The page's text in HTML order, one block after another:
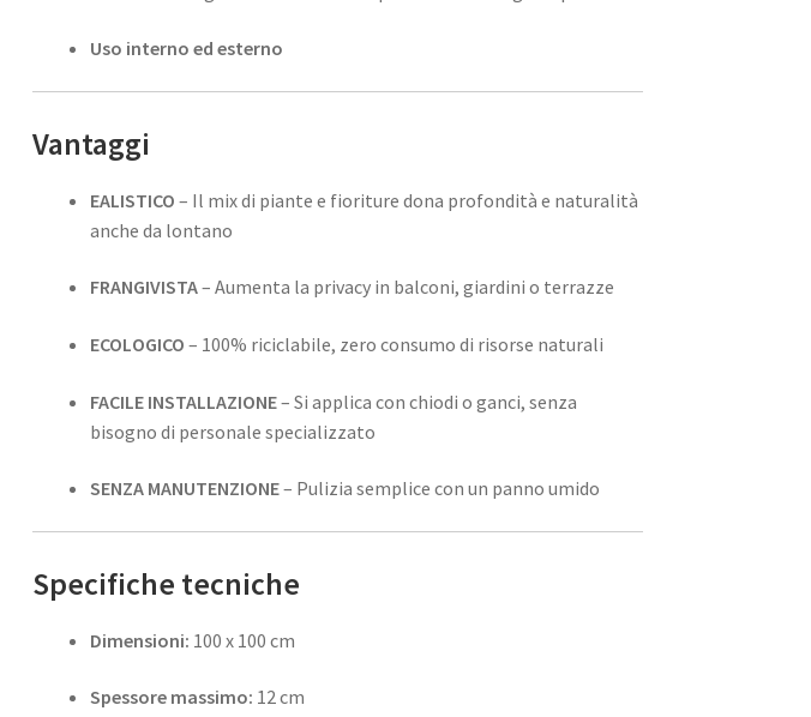
Uso interno ed esterno
Vantaggi
EALISTICO – Il mix di piante e fioriture dona profondità e naturalità
anche da lontano
FRANGIVISTA– Aumenta la privacy in balconi, giardini o terrazze
ECOLOGICO – 100% riciclabile, zero consumo di risorse naturali
FACILE INSTALLAZIONE– Si applica con chiodi o ganci, senza
bisogno di personale specializzato
SENZA MANUTENZIONE– Pulizia semplice con un panno umido
Specifiche tecniche
Dimensioni: 100 x 100 cm
Spessore massimo: 12 cm